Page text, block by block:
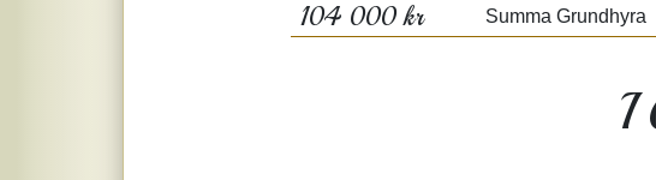
104 000 kr Summa Grundhyra
I